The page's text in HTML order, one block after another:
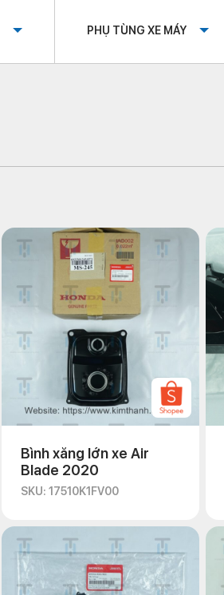
PHỤ TÙNG XE MÁY
Bình xăng lớn xe Air
Blade 2020
SKU: 17510K1FV00